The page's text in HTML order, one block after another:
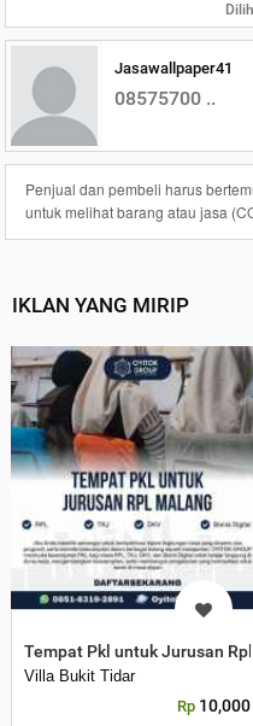
Jasawallpaper41
08575700 ..
Penjual dan pembeli harus
untuk melihat barang atau jasa
IKLAN YANG MIRIP
Tempat Pkl untuk Jurusan
Villa Bukit Tidar
Rp 10,000